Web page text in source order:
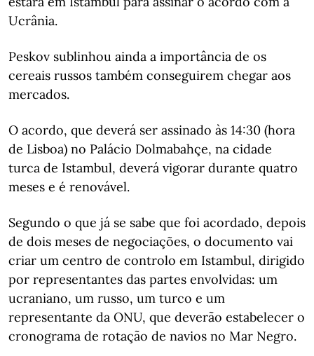
Ucrânia.
Peskov sublinhou ainda a importância de os
cereais russos também conseguirem chegar aos
mercados.
O acordo, que deverá ser assinado às 14:30 (hora
de Lisboa) no Palácio Dolmabahçe, na cidade
turca de Istambul, deverá vigorar durante quatro
meses e é renovável.
Segundo o que já se sabe que foi acordado, depois
de dois meses de negociações, o documento vai
criar um centro de controlo em Istambul, dirigido
por representantes das partes envolvidas: um
ucraniano, um russo, um turco e um
representante da ONU, que deverão estabelecer o
cronograma de rotação de navios no Mar Negro.